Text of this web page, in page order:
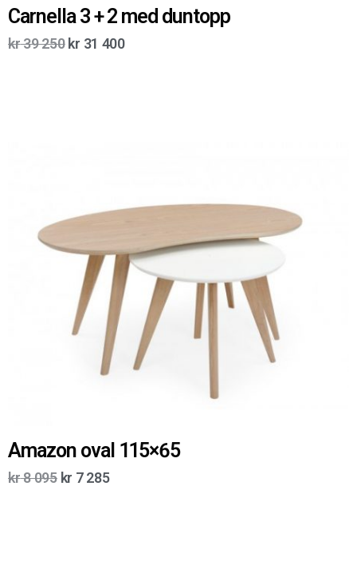
Carnella 3 + 2 med duntopp
kr39 250 kr 31 400
Amazon oval 115×65
kr8 095 kr 7 285